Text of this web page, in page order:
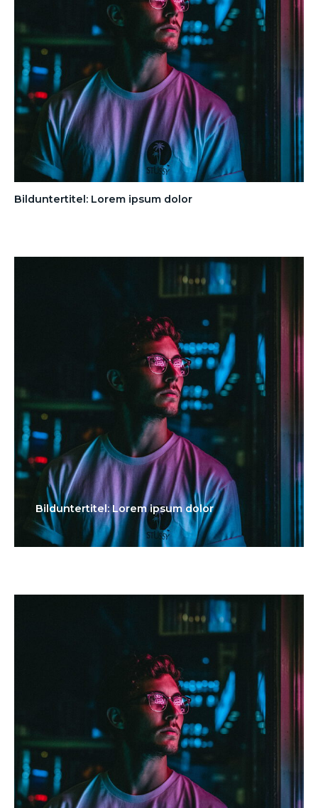
Bilduntertitel: Lorem ipsum dolor
Bilduntertitel: Lorem ipsum dolor